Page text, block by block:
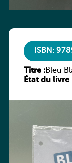
ISBN:
Titre :Bleu
État du livre